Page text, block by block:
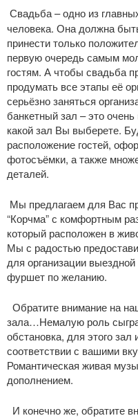
Свадьба – одно из
человека. Она должна
принести только
первую очередь самым
гостям. А чтобы свадьба
продумать все этапы её
серьёзно заняться
банкетный зал – это
какой зал Вы выберете.
расположение гостей,
фотосъёмки, а также
деталей.
Мы предлагаем для Вас
“Корчма” с комфортным
который расположен в
Мы с радостью
для организации
фуршет по желанию.
Обратите внимание на
зала…Немалую роль
обстановка, для этого
соответствии с вашими
Романтическая живая
дополнением.
И конечно же, обратите